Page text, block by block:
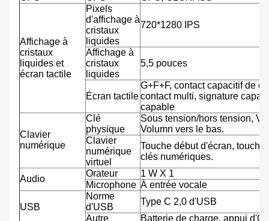
Affichage à
cristaux
liquides et
écran tactile
Pixels
d'affichage à
cristaux
liquides
720*1280 IPS
Affichage à
cristaux
liquides
5,5 pouces
Écran tactile
G+F+F, contact capacitif de
contact multi, signature
capable
Clavier
numérique
Clé
physique
Sous tension/hors tension,
Volumn vers le bas.
Clavier
numérique
virtuel
Touche début d'écran, touche
clés numériques.
Audio
Orateur
1 W X 1
Microphone À entrée vocale
USB
Norme
d'USB
Type C 2,0 d'USB
Autre
Batterie de charge, appui